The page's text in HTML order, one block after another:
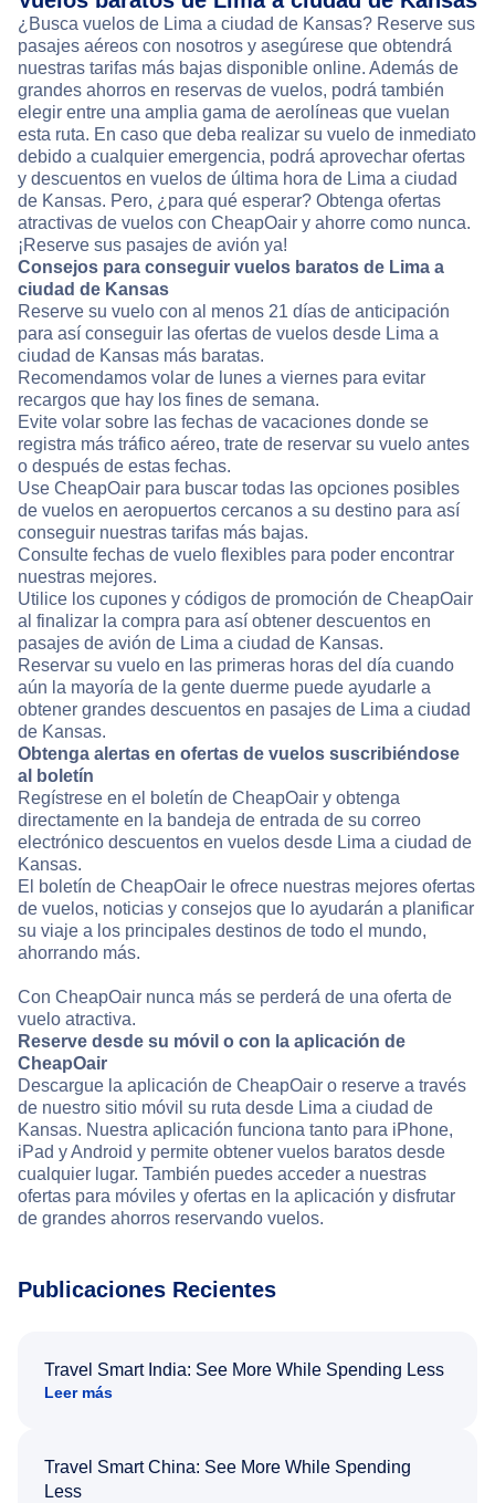
¿Busca vuelos de Lima a ciudad de Kansas? Reserve sus
pasajes aéreos con nosotros y asegúrese que obtendrá
nuestras tarifas más bajas disponible online. Además de
grandes ahorros en reservas de vuelos, podrá también
elegir entre una amplia gama de aerolíneas que vuelan
esta ruta. En caso que deba realizar su vuelo de inmediato
debido a cualquier emergencia, podrá aprovechar ofertas
y descuentos en vuelos de última hora de Lima a ciudad
de Kansas. Pero, ¿para qué esperar? Obtenga ofertas
atractivas de vuelos con CheapOair y ahorre como nunca.
¡Reserve sus pasajes de avión ya!
Consejos para conseguir vuelos baratos de Lima a
ciudad de Kansas
Reserve su vuelo con al menos 21 días de anticipación
para así conseguir las ofertas de vuelos desde Lima a
ciudad de Kansas más baratas.
Recomendamos volar de lunes a viernes para evitar
recargos que hay los fines de semana.
Evite volar sobre las fechas de vacaciones donde se
registra más tráfico aéreo, trate de reservar su vuelo antes
o después de estas fechas.
Use CheapOair para buscar todas las opciones posibles
de vuelos en aeropuertos cercanos a su destino para así
conseguir nuestras tarifas más bajas.
Consulte fechas de vuelo flexibles para poder encontrar
nuestras mejores.
Utilice los cupones y códigos de promoción de CheapOair
al finalizar la compra para así obtener descuentos en
pasajes de avión de Lima a ciudad de Kansas.
Reservar su vuelo en las primeras horas del día cuando
aún la mayoría de la gente duerme puede ayudarle a
obtener grandes descuentos en pasajes de Lima a ciudad
de Kansas.
Obtenga alertas en ofertas de vuelos suscribiéndose
al boletín
Regístrese en el boletín de CheapOair y obtenga
directamente en la bandeja de entrada de su correo
electrónico descuentos en vuelos desde Lima a ciudad de
Kansas.
El boletín de CheapOair le ofrece nuestras mejores ofertas
de vuelos, noticias y consejos que lo ayudarán a planificar
su viaje a los principales destinos de todo el mundo,
ahorrando más.
Con CheapOair nunca más se perderá de una oferta de
vuelo atractiva.
Reserve desde su móvil o con la aplicación de
CheapOair
Descargue la aplicación de CheapOair o reserve a través
de nuestro sitio móvil su ruta desde Lima a ciudad de
Kansas. Nuestra aplicación funciona tanto para iPhone,
iPad y Android y permite obtener vuelos baratos desde
cualquier lugar. También puedes acceder a nuestras
ofertas para móviles y ofertas en la aplicación y disfrutar
de grandes ahorros reservando vuelos.
Publicaciones Recientes
Travel Smart India: See More While Spending Less
Leer más
Travel Smart China: See More While Spending
Less